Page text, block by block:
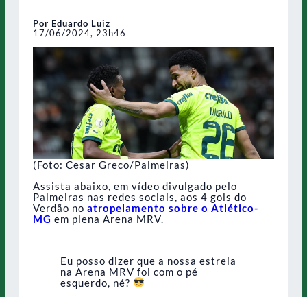
Por Eduardo Luiz
17/06/2024, 23h46
(Foto: Cesar Greco/Palmeiras)
Assista abaixo, em vídeo divulgado pelo
Palmeiras nas redes sociais, aos 4 gols do
Verdão no atropelamento sobre o Atlético-
MG em plena Arena MRV.
Eu posso dizer que a nossa estreia
na Arena MRV foi com o pé
esquerdo, né?